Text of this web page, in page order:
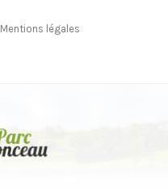
Mentions légales